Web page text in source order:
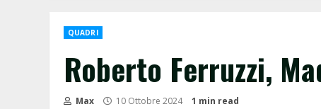
QUADRI
Roberto Ferruzzi,
Max 10 Ottobre 2024 1 min read